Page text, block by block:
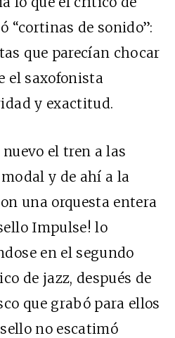
“cortinas de sonido”:
que parecían chocar
el saxofonista
y exactitud.
el tren a las
y de ahí a la
una orquesta entera
Impulse! lo
en el segundo
de jazz, después de
que grabó para ellos
no escatimó